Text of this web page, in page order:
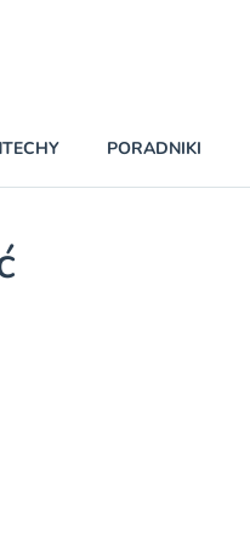
PORADNIKI